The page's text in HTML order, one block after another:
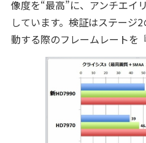
像度を“最高”に、アンチエイ
しています。検証はステージ
動する際のフレームレートを